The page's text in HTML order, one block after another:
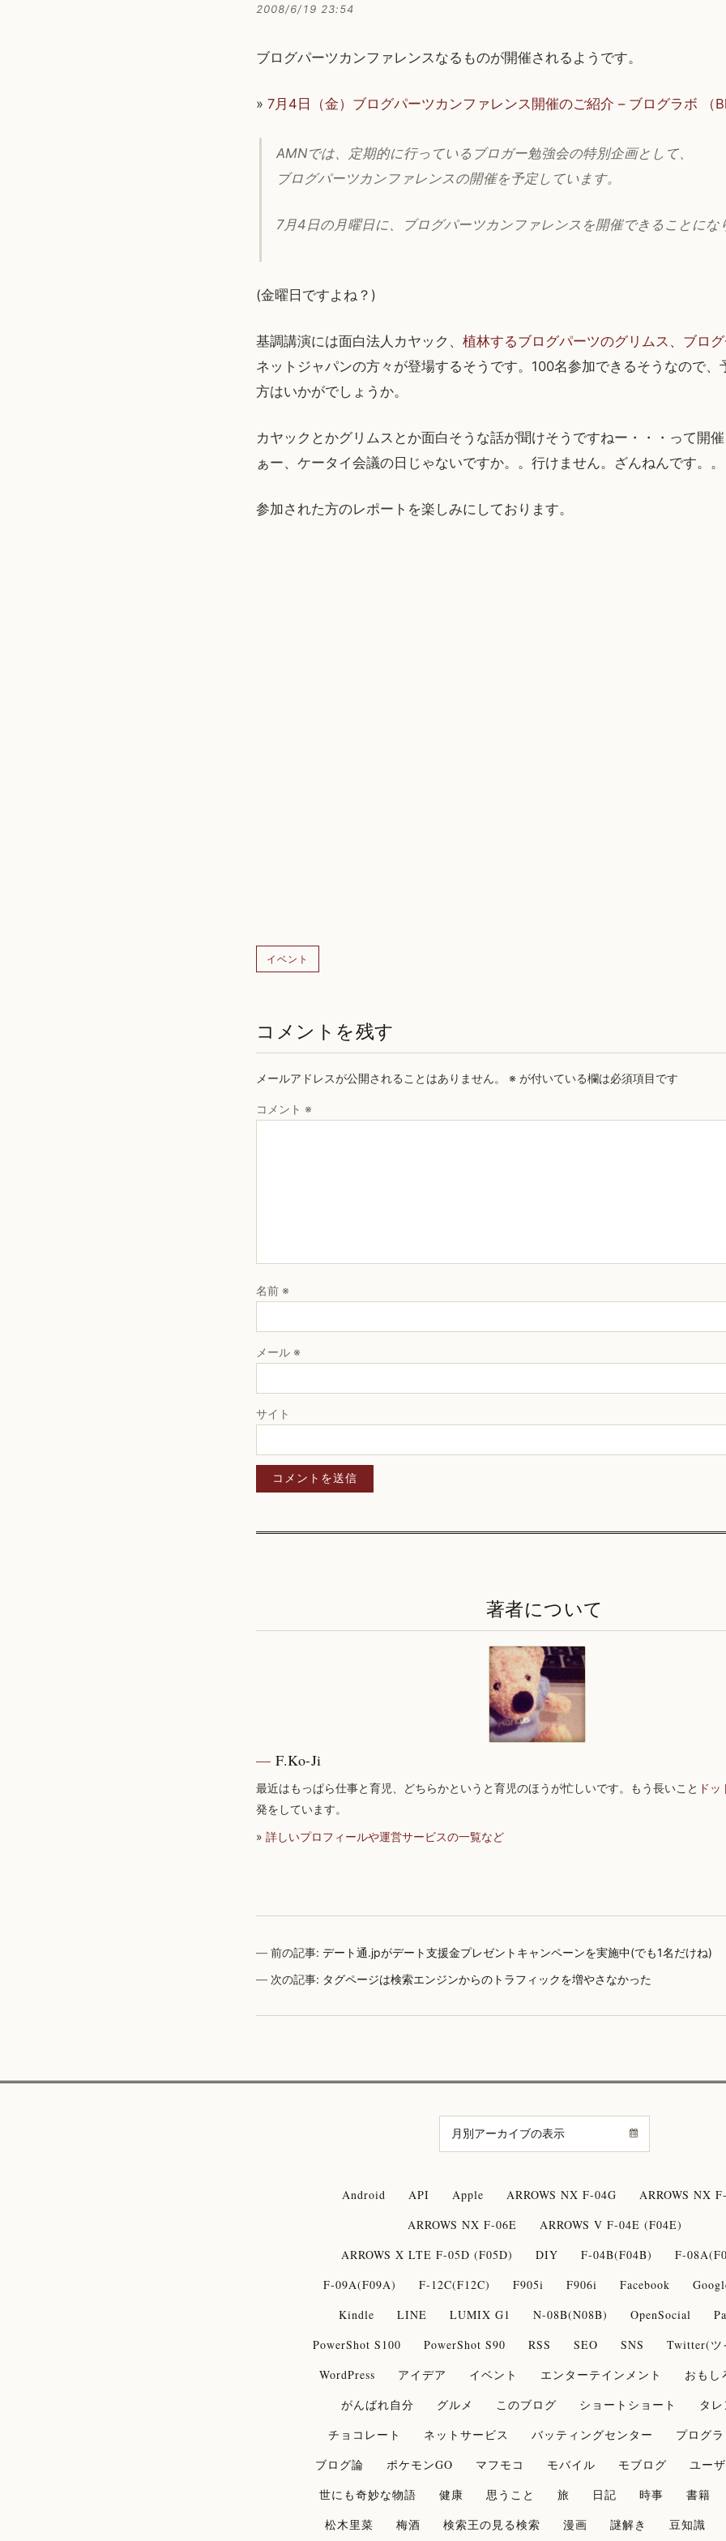
2008/6/19 23:54
ブログパーツカンファレンスなるものが開催されるようです。
» 7月4日（金）ブログパーツカンファレンス開催のご紹介 – ブログラボ （
AMNでは、定期的に行っているブロガー勉強会の特別企画として、
ブログパーツカンファレンスの開催を予定しています。
7月4日の月曜日に、ブログパーツカンファレンスを開催できることにな
(金曜日ですよね？)
基調講演には面白法人カヤック、 植林するブログパーツのグリムス 、 ブロ
ネットジャパンの方々が登場するそうです。100名参加できるそうなので、
方はいかがでしょうか。
カヤックとかグリムスとか面白そうな話が聞けそうですねー・・・って開催
ぁー、ケータイ会議の日じゃないですか。。行けません。ざんねんです。。
参加された方のレポートを楽しみにしております。
イベント
コメントを残す
メールアドレスが公開されることはありません。 ※ が付いている欄は必須項目です
コメント ※
名前 ※
メール ※
サイト
著者について
F.Ko-Ji
最近はもっぱら仕事と育児、どちらかというと育児のほうが忙しいです。もう長いこと ド
発をしています。
» 詳しいプロフィールや運営サービスの一覧など
前の記事:デート通.jpがデート支援金プレゼントキャンペーンを実施中(でも1名だけね)
次の記事: タグページは検索エンジンからのトラフィックを増やさなかった
Android API Apple ARROWS NX F-04G
ARROWS NX
ARROWS NX F-06E
ARROWS V F-04E (F04E)
ARROWS X LTE F-05D (F05D)
DIY F-04B(F04B)
F-
F-09A(F09A)
F-12C(F12C) F905i F906i Facebook
Kindle
LINE LUMIX G1 N-08B(N08B) OpenSocial
PowerShot S100
PowerShot S90 RSS SEO SNS
Twitter(ツ
WordPress
アイデア イベント エンターテインメント
おもし
がんばれ自分
グルメ このブログ ショートショート
タレ
チョコレート
ネットサービス バッティングセンター
プログ
ブログ論
ポケモンGO マフモコ モバイル モブログ
ユー
世にも奇妙な物語
健康 思うこと 旅 日記 時事 書籍
松木里菜
梅酒 検索王の見る検索 漫画 謎解き 豆知識